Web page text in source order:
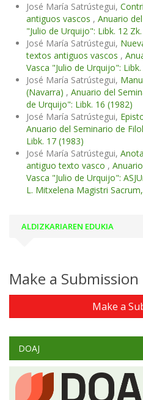
José María Satrústegui,
antiguos vascos , Anuario
"Julio de Urquijo": Libk. 12
José María Satrústegui,
textos antiguos vascos ,
Vasca "Julio de Urquijo":
José María Satrústegui,
(Navarra) , Anuario del
de Urquijo": Libk. 16 (1982)
José María Satrústegui,
Anuario del Seminario de
Libk. 17 (1983)
José María Satrústegui,
antiguo texto vasco ,
Vasca "Julio de Urquijo":
L. Mitxelena Magistri
ALDIZKARIAREN EDUKIA
Make a Submission
Make a
DOAJ